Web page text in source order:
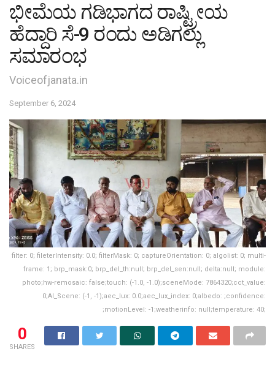
ಭೀಮೆಯ ಗಡಿಭಾಗದ ರಾಷ್ಟ್ರೀಯ
ಹೆದ್ದಾರಿ ಸೆ-9 ರಂದು ಅಡಿಗಲ್ಲು
ಸಮಾರಂಭ
Voiceofjanata.in
September 6, 2024
filter: 0; fileterIntensity: 0.0; filterMask: 0; captureOrientation: 0; algolist: 0; multi-
frame: 1; brp_mask:0; brp_del_th:null; brp_del_sen:null; delta:null; module:
photo;hw-remosaic: false;touch: (-1.0, -1.0);sceneMode: 7864320;cct_value:
0;AI_Scene: (-1, -1);aec_lux: 0.0;aec_lux_index: 0;albedo: ;confidence:
;motionLevel: -1;weatherinfo: null;temperature: 40;
0
SHARES